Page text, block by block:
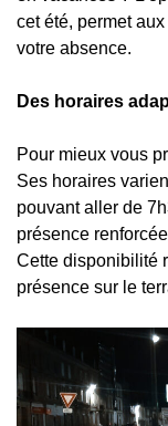
cet été, permet
votre absence.
Des horaires
Pour mieux vous
Ses horaires
pouvant aller de
présence
Cette disponibilité
présence sur le